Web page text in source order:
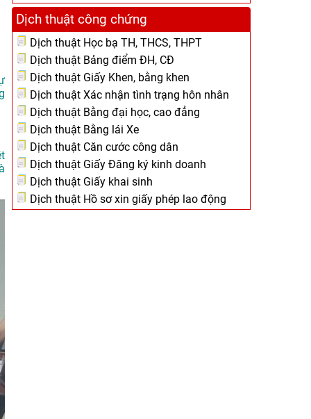
Dịch thuật công chứng
Dịch thuật Học bạ TH, THCS, THPT
Dịch thuật Bảng điểm ĐH, CĐ
Dịch thuật Giấy Khen, bằng khen
Dịch thuật Xác nhận tình trạng hôn nhân
Dịch thuật Bằng đại học, cao đẳng
Dịch thuật Bằng lái Xe
Dịch thuật Căn cước công dân
Dịch thuật Giấy Đăng ký kinh doanh
Dịch thuật Giấy khai sinh
Dịch thuật Hồ sơ xin giấy phép lao động